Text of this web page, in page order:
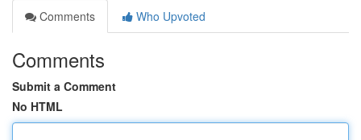
Comments
Who Upvoted
Comments
Submit a Comment
No HTML